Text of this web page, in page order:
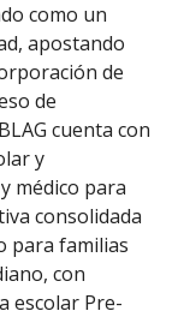
como un
apostando
de
de
cuenta con
y
médico para
consolidada
para familias
con
escolar Pre-